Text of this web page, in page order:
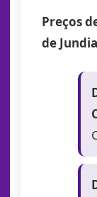
Preços
de